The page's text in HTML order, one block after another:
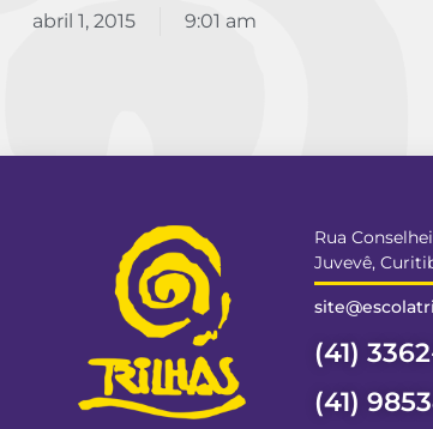
abril 1, 2015 9:01 am
Rua
Juvevê,
(41)
(41)